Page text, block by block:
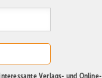
der Flächen für die
Verlags- und Online-